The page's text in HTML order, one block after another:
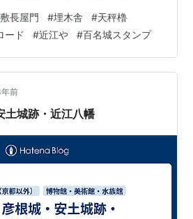
入ってみると、いきなり馬（偽
る 歩いていると、なんだか馬屋の
うな気がしてきます （どんなにお
さぁ〜いよいよ 馬屋の前、表門か
安土城からの〜） 敵の足並みを乱
長屋門 #埋木舎 #天秤櫓
ード #近江や #百名城スタンプ
前
城跡・近江八幡